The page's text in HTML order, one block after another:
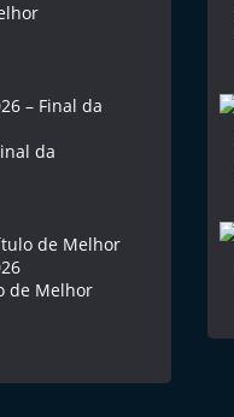
da
de Melhor